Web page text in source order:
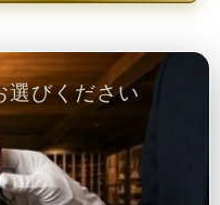
選びください